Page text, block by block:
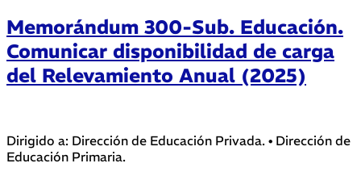
Memorándum 300-Sub. Educación.
Comunicar disponibilidad de carga
del Relevamiento Anual (2025)
Dirigido a: Dirección de Educación Privada. • Dirección de
Educación Primaria.